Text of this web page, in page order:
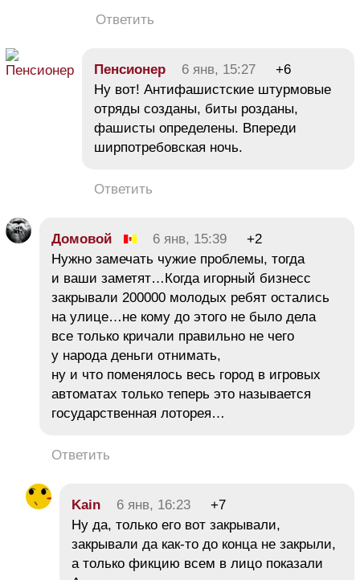
Ответить
Пeнсионеp 6 янв, 15:27
+6
Ну вот! Антифашистские штурмовые
отряды созданы, биты розданы,
фашисты определены. Впереди
ширпотребовская ночь.
Ответить
Домовой 6 янв, 15:39
+2
Нужно замечать чужие проблемы, тогда
и ваши заметят…Когда игорный бизнесс
закрывали 200000 молодых ребят остались
на улице…не кому до этого не было дела
все только кричали правильно не чего
у народа деньги отнимать,
ну и что поменялось весь город в игровых
автоматах только теперь это называется
государственная лоторея…
Ответить
Kain 6 янв, 16:23
+7
Ну да, только его вот закрывали,
закрывали да как-то до конца не закрыли,
а только фикцию всем в лицо показали